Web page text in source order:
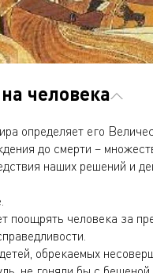
человека
определяет его
до смерти –
наших решений и
поощрять человека за
обрекаемых